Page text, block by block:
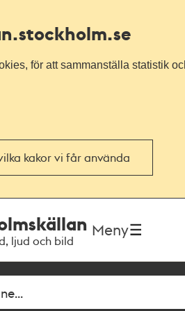
.stockholm.se
för att sammanställa statistik
kakor vi får använda
ljud och bild
Meny